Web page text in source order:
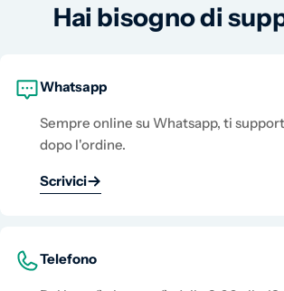
Hai bisogno di
Whatsapp
Sempre online su Whatsapp, ti
dopo l'ordine.
Scrivici
Telefono